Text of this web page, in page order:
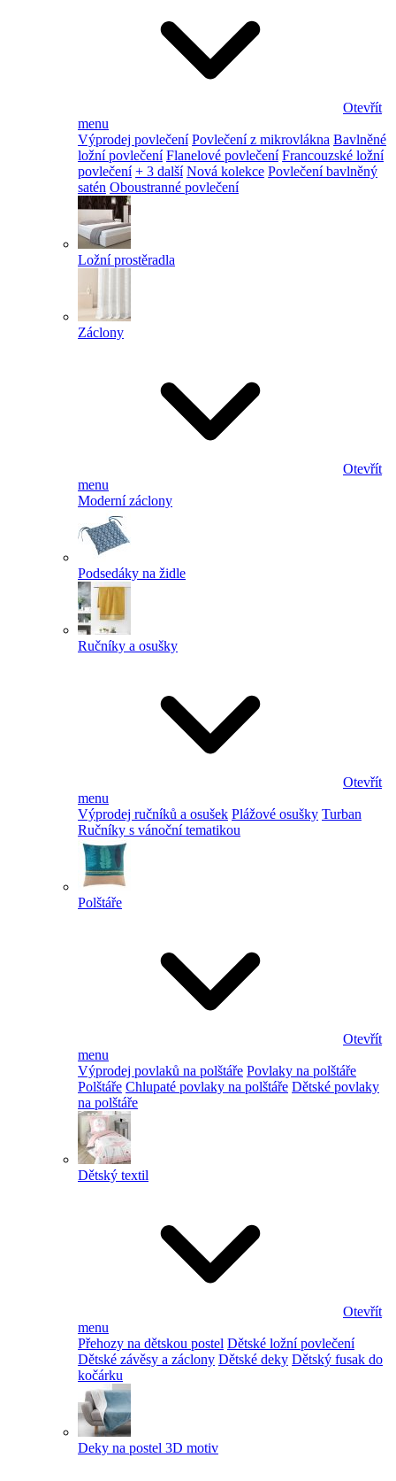
Otevřít
menu
Výprodej povlečení Povlečení z mikrovlákna Bavlněné
ložní povlečení Flanelové povlečení Francouzské ložní
povlečení + 3 další Nová kolekce Povlečení bavlněný
satén Oboustranné povlečení
Ložní prostěradla
Záclony
Otevřít
menu
Moderní záclony
Podsedáky na židle
Ručníky a osušky
Otevřít
menu
Výprodej ručníků a osušek Plážové osušky Turban
Ručníky s vánoční tematikou
Polštáře
Otevřít
menu
Výprodej povlaků na polštáře Povlaky na polštáře
Polštáře Chlupaté povlaky na polštáře Dětské povlaky
na polštáře
Dětský textil
Otevřít
menu
Přehozy na dětskou postel Dětské ložní povlečení
Dětské závěsy a záclony Dětské deky Dětský fusak do
kočárku
Deky na postel 3D motiv